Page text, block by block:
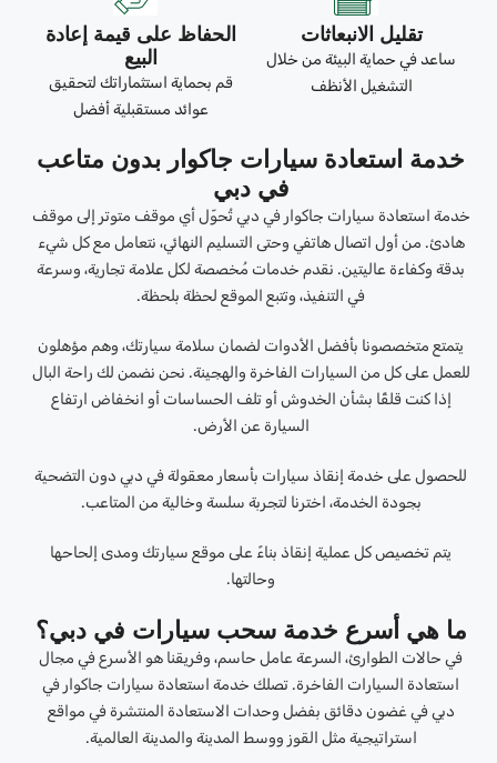
تقليل الانبعاثات
ساعد في حماية البيئة من خلال
التشغيل الأنظف
الحفاظ على قيمة إعادة
البيع
قم بحماية استثماراتك لتحقيق
عوائد مستقبلية أفضل
خدمة استعادة سيارات جاكوار بدون متاعب
في دبي
خدمة استعادة سيارات جاكوار في دبي تُحوّل أي موقف متوتر إلى موقف
هادئ. من أول اتصال هاتفي وحتى التسليم النهائي، نتعامل مع كل شيء
بدقة وكفاءة عاليتين. نقدم خدمات مُخصصة لكل علامة تجارية، وسرعة
في التنفيذ، وتتبع الموقع لحظة بلحظة.
يتمتع متخصصونا بأفضل الأدوات لضمان سلامة سيارتك، وهم مؤهلون
للعمل على كل من السيارات الفاخرة والهجينة. نحن نضمن لك راحة البال
إذا كنت قلقًا بشأن الخدوش أو تلف الحساسات أو انخفاض ارتفاع
السيارة عن الأرض.
للحصول على خدمة إنقاذ سيارات بأسعار معقولة في دبي دون التضحية
بجودة الخدمة، اخترنا لتجربة سلسة وخالية من المتاعب.
يتم تخصيص كل عملية إنقاذ بناءً على موقع سيارتك ومدى إلحاحها
وحالتها.
ما هي أسرع خدمة سحب سيارات في دبي؟
في حالات الطوارئ، السرعة عامل حاسم، وفريقنا هو الأسرع في مجال
استعادة السيارات الفاخرة. تصلك خدمة استعادة سيارات جاكوار في
دبي في غضون دقائق بفضل وحدات الاستعادة المنتشرة في مواقع
استراتيجية مثل القوز ووسط المدينة والمدينة العالمية.